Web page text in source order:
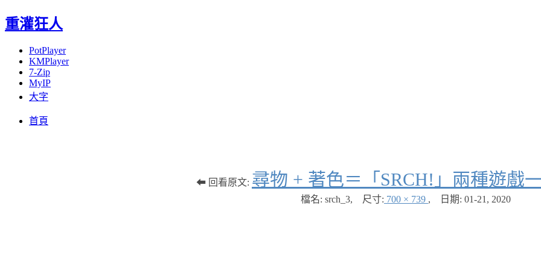
重灌狂人
PotPlayer
KMPlayer
7-Zip
MyIP
大字
首頁
⬅ 回看原文: 尋物 + 著色＝「SRCH!」兩種遊戲
檔名: srch_3, 尺寸: 700 × 739 , 日期: 01-21, 2020